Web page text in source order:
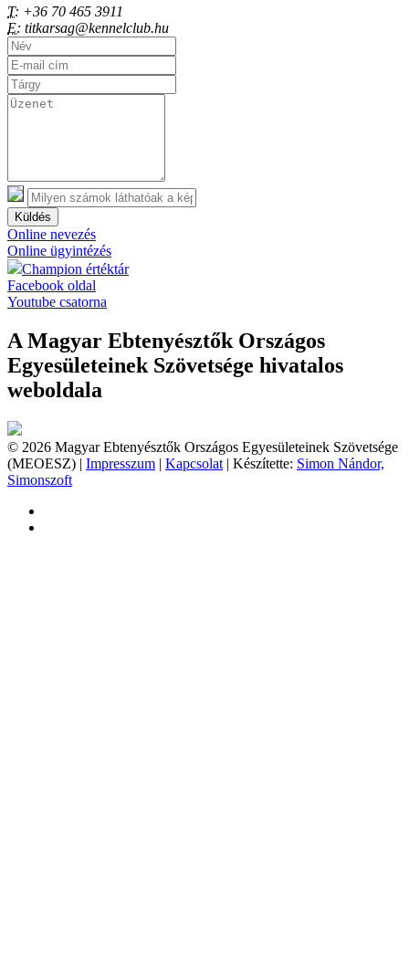
T: +36 70 465 3911
E: titkarsag@kennelclub.hu
Küldés
Online nevezés
Online ügyintézés
Champion értéktár
Facebook oldal
Youtube csatorna
A Magyar Ebtenyésztők Országos
Egyesületeinek Szövetsége hivatalos
weboldala
© 2026 Magyar Ebtenyésztők Országos Egyesületeinek Szövetsége
(MEOESZ) | Impresszum | Kapcsolat | Készítette: Simon Nándor,
Simonszoft